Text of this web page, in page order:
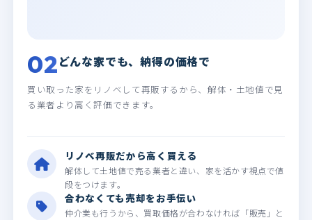
02どんな家でも、納得の価格で
買い取った家をリノベして再販するから、解体・土地値で見
る業者より高く評価できます。
リノベ再販だから高く買える
解体して土地値で売る業者と違い、家を活かす視点で値
段をつけます。
合わなくても売却をお手伝い
仲介業も行うから、買取価格が合わなければ「販売」と